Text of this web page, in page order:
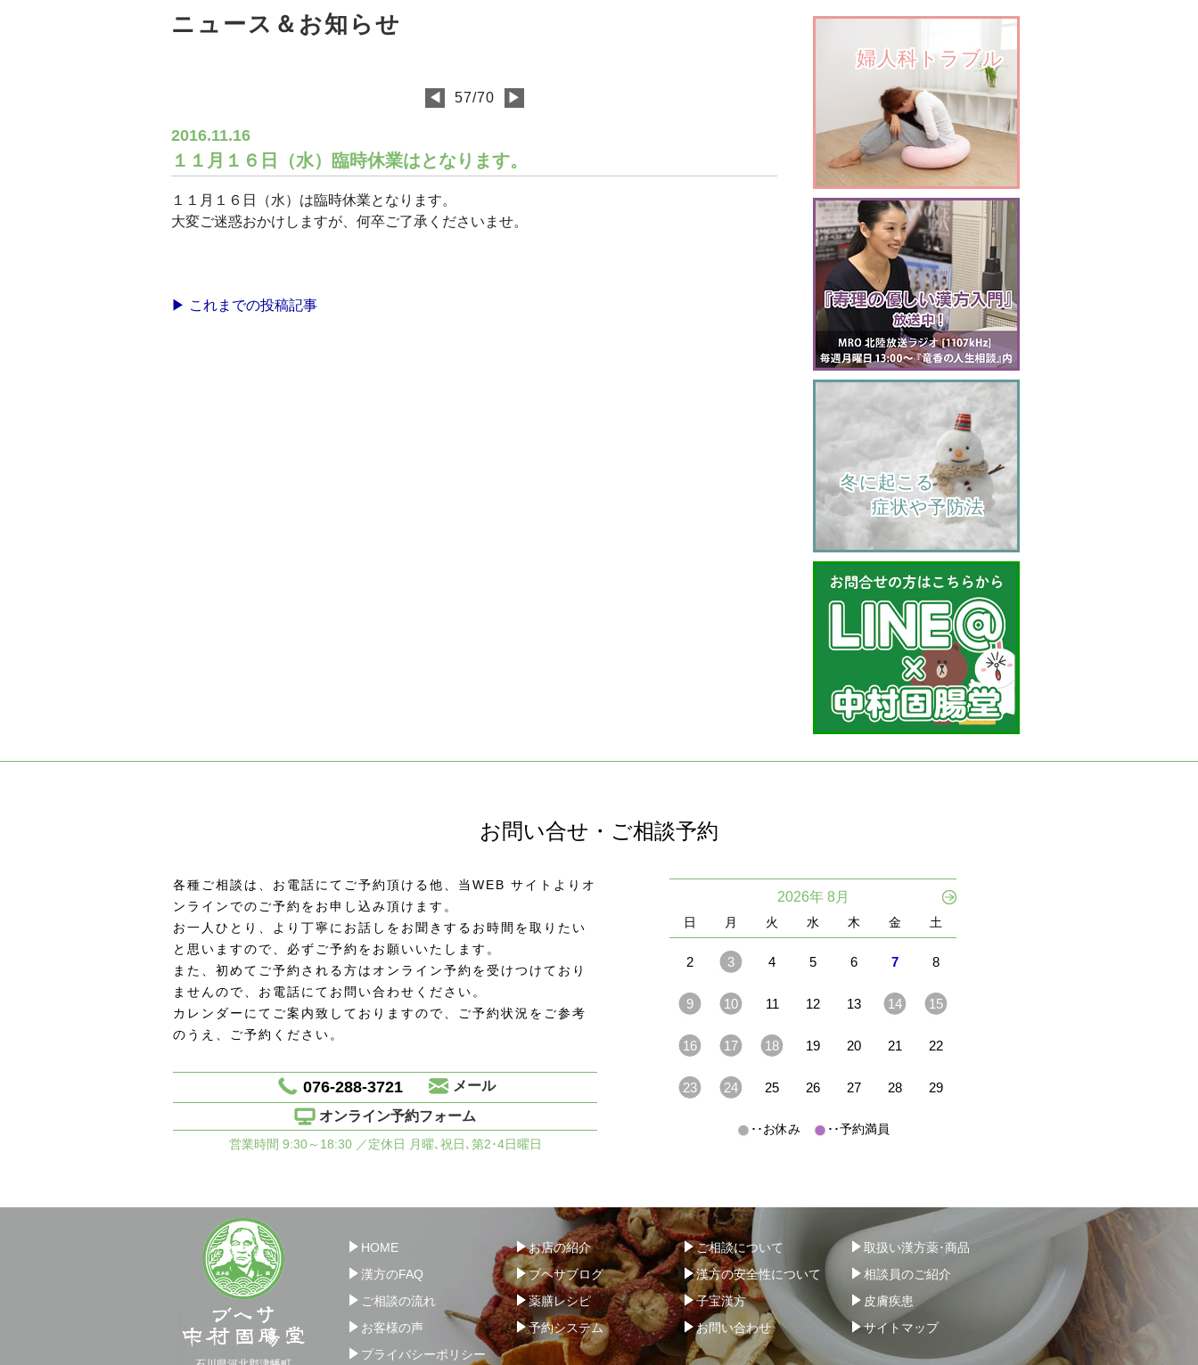
ニュース＆お知らせ
◀ 57/70 ▶
2016.11.16
１１月１６日（水）臨時休業はとなります。
１１月１６日（水）は臨時休業となります。
大変ご迷惑おかけしますが、何卒ご了承くださいませ。
▶ これまでの投稿記事
婦人科トラブル
    冬に起こる
         症状や予防法
お問い合せ・ご相談予約
各種ご相談は、お電話にてご予約頂ける他、当WEB サイトよりオ
ンラインでのご予約をお申し込み頂けます。
お一人ひとり、より丁寧にお話しをお聞きするお時間を取りたい
と思いますので、必ずご予約をお願いいたします。
また、初めてご予約される方はオンライン予約を受けつけており
ませんので、お電話にてお問い合わせください。
カレンダーにてご案内致しておりますので、ご予約状況をご参考
のうえ、ご予約ください。
076-288-3721
メール
オンライン予約フォーム
営業時間 9:30～18:30 ／定休日 月曜､祝日､第2･4日曜日
2026年 8月
日 月 火 水 木 金 土
2 3 4 5 6 7 8
9 10 11 12 13 14 15
16 17 18 19 20 21 22
23 24 25 26 27 28 29
･･お休み ･･予約満員
HOME お店の紹介 ご相談について
取扱い漢方薬･商品
漢方のFAQ
ブヘサブログ 漢方の安全性について
相談員のご紹介
ご相談の流れ
薬膳レシピ 子宝漢方
皮膚疾患
お客様の声
予約システム お問い合わせ
サイトマップ
プライバシーポリシー